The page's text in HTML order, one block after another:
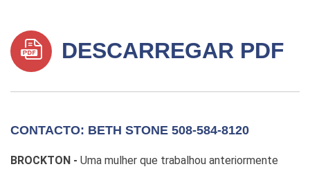
DESCARREGAR PDF
CONTACTO: BETH STONE 508-584-8120
BROCKTON - Uma mulher que trabalhou anteriormente